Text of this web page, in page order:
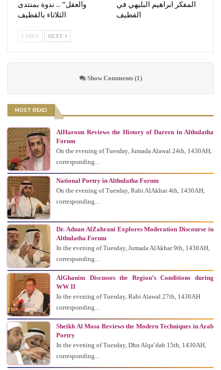
والعقل” .. ندوة بمنتدى
الثلاثاء بالقطيف
المفكر ابراهيم البليهي في
القطيف
PREV NEXT
Show Comments (1)
MOST READ
AlHaroun Reviews the History of Dareen in Althulatha
Forum
On the evening of Tuesday, Jumada Alawal 24th, 1430AH,
corresponding...
National Poetry in Althulatha Forum
On the evening of Tuesday, Rabi AlAkhar 4th, 1430AH,
corresponding...
Dr. Adnan AlZahrani Explores Moderation Discourse in
Althulatha Forum
In the evening of Tuesday, Jumada AlAkhar 9th, 1430AH,
corresponding...
AlGhanim Discusses the Region’s Conditions during
WW II
In the evening of Tuesday, Rabi Alawal 27th, 1430AH
corresponding...
Sheikh Al Mosa Reviews the Modern Techniques in Arab
Poetry
In the evening of Tuesday, Dhu Alqa’dah 15th, 1430AH,
corresponding...